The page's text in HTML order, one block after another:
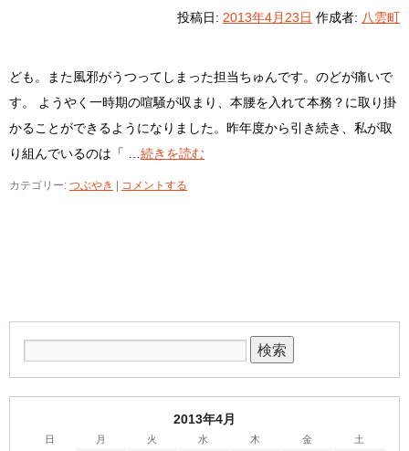
投稿日: 2013年4月23日 作成者: 八雲町
ども。また風邪がうつってしまった担当ちゅんです。のどが痛いで
す。 ようやく一時期の喧騒が収まり、本腰を入れて本務？に取り掛
かることができるようになりました。昨年度から引き続き、私が取
り組んでいるのは「 … 続きを読む
カテゴリー: つぶやき コメントする
2013年4月
日 月 火 水 木 金 土